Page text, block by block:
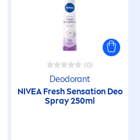
(0)
Deodorant
NIVEA Fresh SensationDeo
Spray 250ml